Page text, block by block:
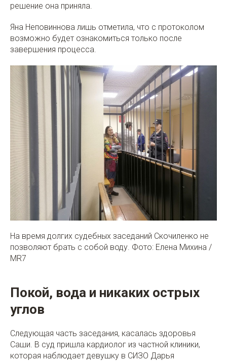
решение она приняла.
Яна Неповиннова лишь отметила, что с протоколом
возможно будет ознакомиться только после
завершения процесса.
На время долгих судебных заседаний Скочиленко не
позволяют брать с собой воду. Фото: Елена Михина /
MR7
Покой, вода и никаких острых
углов
Следующая часть заседания, касалась здоровья
Саши. В суд пришла кардиолог из частной клиники,
которая наблюдает девушку в СИЗО Дарья